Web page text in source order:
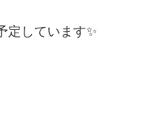
定しています✨